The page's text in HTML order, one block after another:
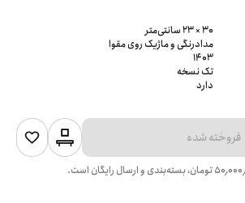
30 × 23 سانتی‌متر
مدادرنگی و ماژیک روی مقوا
1403
تک نسخه
دارد
فروخته شده
تومان، بسته‌بندی و ارسال رایگان است.